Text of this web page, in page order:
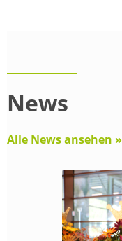
News
Alle News ansehen »